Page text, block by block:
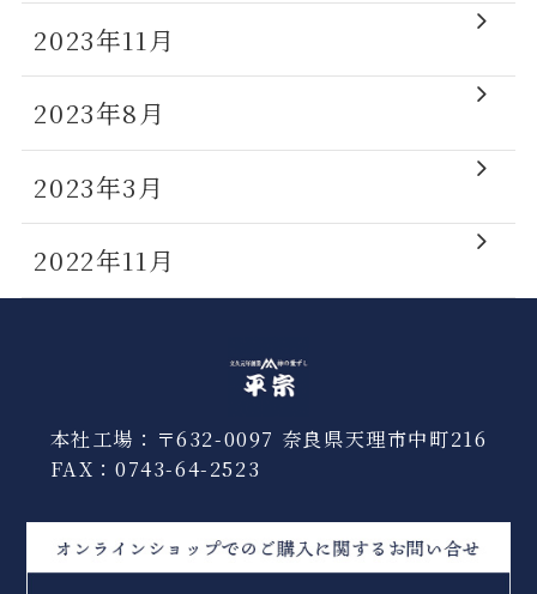
2023年11月
2023年8月
2023年3月
2022年11月
本社工場：〒632-0097 奈良県天理市中町216
FAX：0743-64-2523